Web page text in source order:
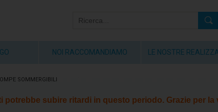
NOI RACCOMANDIAMO LE NOSTRE
SOMMERGIBILI
subire ritardi in questo periodo. Grazie per